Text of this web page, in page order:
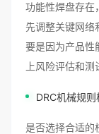
功能性焊盘存在
先调整关键网络
要是因为产品性
上风险评估和
DRC机械规
是否选择合适的